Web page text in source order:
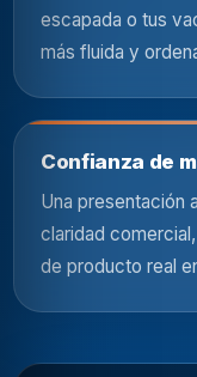
escapada o tus
más fluida y
Confianza de
Una presentación
claridad
de producto real